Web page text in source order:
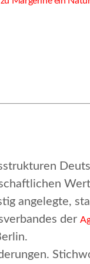
angelegte,
der